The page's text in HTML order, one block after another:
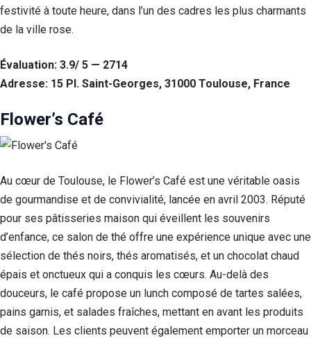
festivité à toute heure, dans l’un des cadres les plus charmants
de la ville rose.
Évaluation: 3.9/ 5 — 2714
Adresse: 15 Pl. Saint-Georges, 31000 Toulouse, France
Flower’s Café
Au cœur de Toulouse, le Flower’s Café est une véritable oasis
de gourmandise et de convivialité, lancée en avril 2003. Réputé
pour ses pâtisseries maison qui éveillent les souvenirs
d’enfance, ce salon de thé offre une expérience unique avec une
sélection de thés noirs, thés aromatisés, et un chocolat chaud
épais et onctueux qui a conquis les cœurs. Au-delà des
douceurs, le café propose un lunch composé de tartes salées,
pains garnis, et salades fraîches, mettant en avant les produits
de saison. Les clients peuvent également emporter un morceau